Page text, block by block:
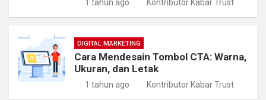
1 tahun ago Kontributor Kabar Trust
DIGITAL MARKETING
Cara Mendesain Tombol CTA: Warna,
Ukuran, dan Letak
1 tahun ago Kontributor Kabar Trust